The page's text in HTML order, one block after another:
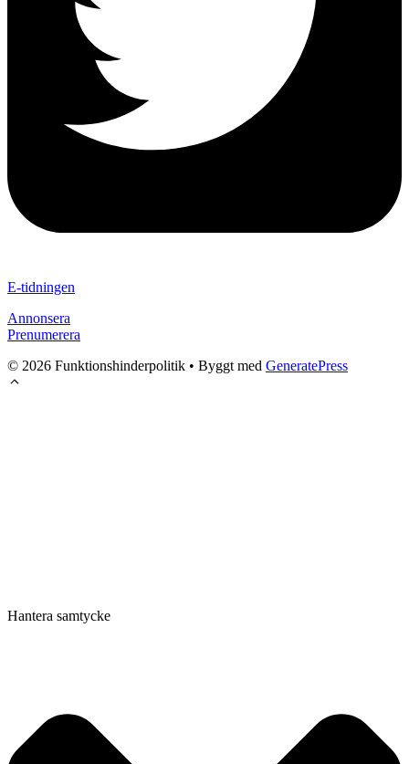
E-tidningen
Annonsera
Prenumerera
© 2026 Funktionshinderpolitik • Byggt med GeneratePress
Hantera samtycke